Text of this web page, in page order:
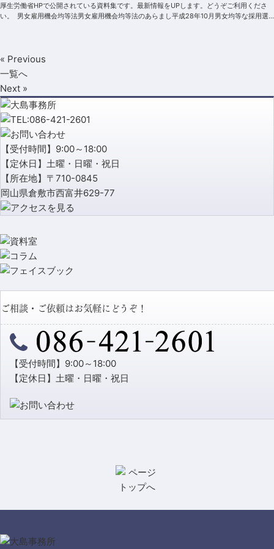
厚生労働省HPで公開されている資料集です。最新情報をUPします。どうぞご利用くださ
い。 男女雇用機会均等法男女雇用機会均等法のあらまし平成28年10月男女均等な採用選
« Previous
一覧へ
Next »
【受付時間】9:00～18:00
【定休日】土曜・日曜・祝日
【所在地】〒710-0845
岡山県倉敷市西富井629-77
ご相談・ご依頼はお気軽にどうぞ！
【受付時間】9:00～18:00
【定休日】土曜・日曜・祝日